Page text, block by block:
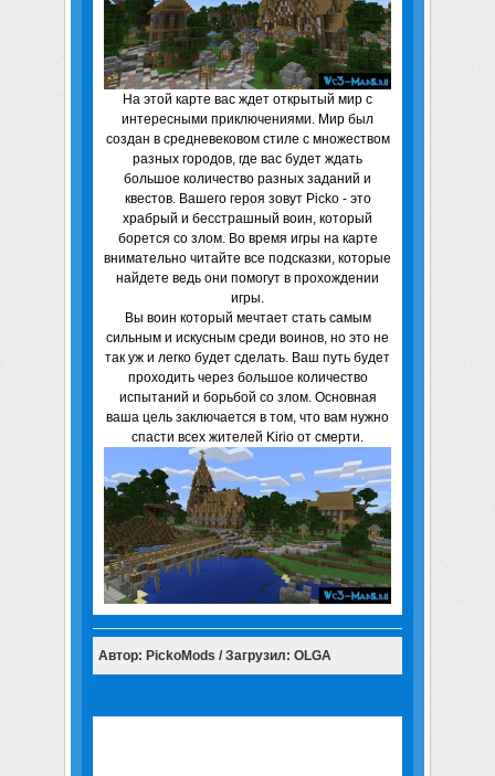
На этой карте вас ждет открытый мир с
интересными приключениями. Мир был
создан в средневековом стиле с множеством
разных городов, где вас будет ждать
большое количество разных заданий и
квестов. Вашего героя зовут Picko - это
храбрый и бесстрашный воин, который
борется со злом. Во время игры на карте
внимательно читайте все подсказки, которые
найдете ведь они помогут в прохождении
игры.
Вы воин который мечтает стать самым
сильным и искусным среди воинов, но это не
так уж и легко будет сделать. Ваш путь будет
проходить через большое количество
испытаний и борьбой со злом. Основная
ваша цель заключается в том, что вам нужно
спасти всех жителей Kirio от смерти.
Автор: PickoMods / Загрузил: OLGA